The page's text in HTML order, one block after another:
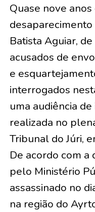
Quase nove
Batista Aguiar,
acusados de
e
interrogados
uma audiência
realizada no
Tribunal do Júri,
De acordo com a
pelo Ministério
assassinado no
na região do